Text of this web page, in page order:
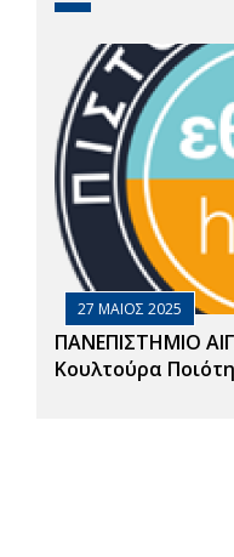
27 ΜΑΙΟΣ 2025
ΠΑΝΕΠΙΣΤΗΜΙΟ
Κουλτούρα